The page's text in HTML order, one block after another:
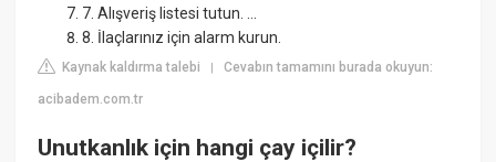
7. Alışveriş listesi tutun. ...
8. İlaçlarınız için alarm kurun.
Kaynak kaldırma talebi |Cevabın tamamını burada okuyun:
acibadem.com.tr
Unutkanlık için hangi çay içilir?